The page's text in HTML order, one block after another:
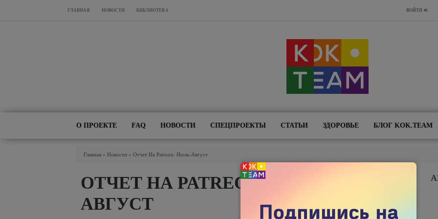
Перейти к основному содержанию
ГЛАВНАЯ НОВОСТИ БИБЛИОТЕКА ВОЙТИ
О ПРОЕКТЕ FAQ НОВОСТИ СПЕЦПРОЕКТЫ СТАТЬИ ЗДОРОВЬЕ БЛОГ KOK.TEAM
Главная » Новости » Отчет На Patreon: Июль-Август
ОТЧЕТ НА PATREON: ИЮЛЬ-
АВГУСТ